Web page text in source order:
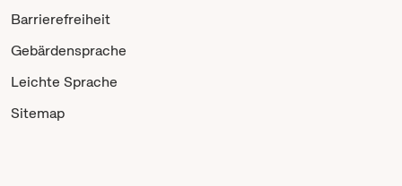
Barrierefreiheit
Gebärdensprache
Leichte Sprache
Sitemap